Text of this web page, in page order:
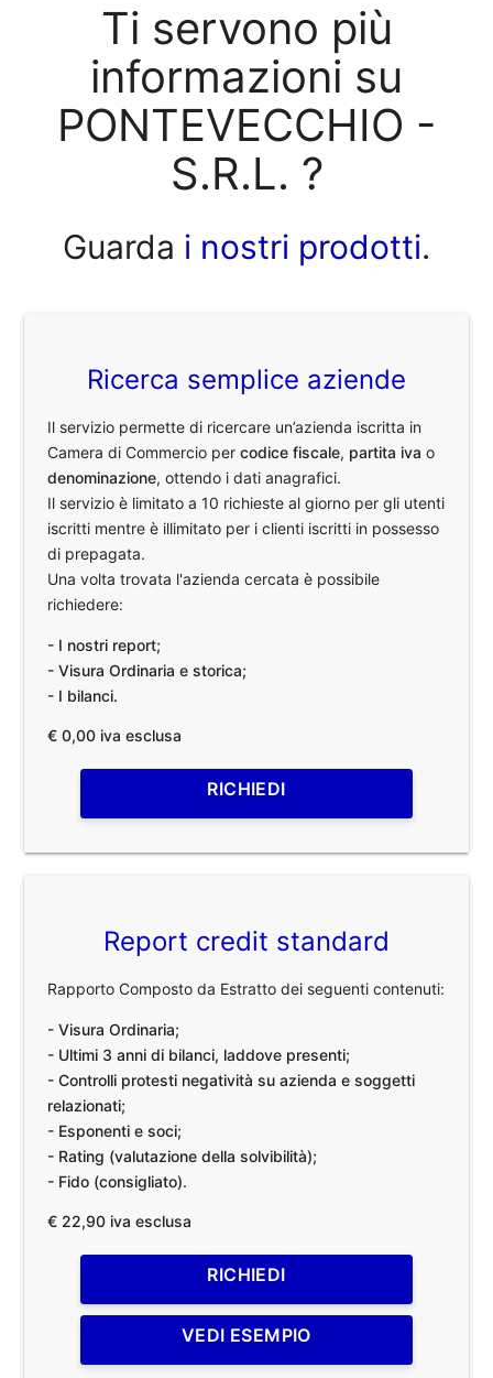
Ti servono più
informazioni su
PONTEVECCHIO -
S.R.L. ?
Guarda i nostri prodotti.
Ricerca semplice aziende
Il servizio permette di ricercare un’azienda iscritta in
Camera di Commercio percodice fiscale, partita iva o
denominazione, ottendo i dati anagrafici.
Il servizio è limitato a 10 richieste al giorno per gli utenti
iscritti mentre è illimitato per i clienti iscritti in possesso
di prepagata.
Una volta trovata l'azienda cercata è possibile
richiedere:
- I nostri report;
- Visura Ordinaria e storica;
- I bilanci.
€ 0,00 iva esclusa
RICHIEDI
Report credit standard
Rapporto Composto da Estratto dei seguenti contenuti:
- Visura Ordinaria;
- Ultimi 3 anni di bilanci, laddove presenti;
- Controlli protesti negatività su azienda e soggetti
relazionati;
- Esponenti e soci;
- Rating (valutazione della solvibilità);
- Fido (consigliato).
€ 22,90 iva esclusa
RICHIEDI
VEDI ESEMPIO